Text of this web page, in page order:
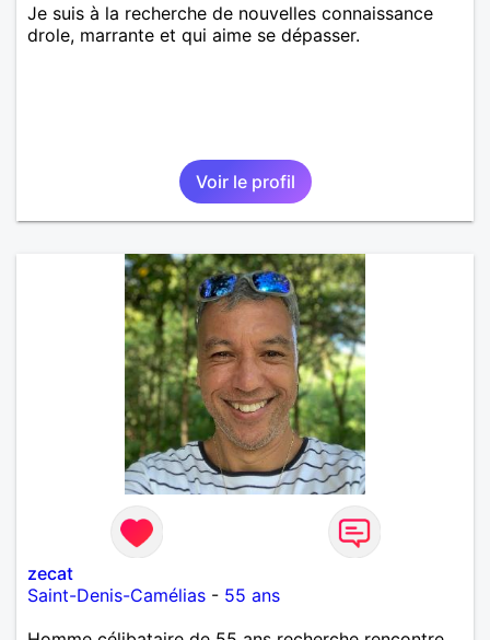
Je suis à la recherche de nouvelles connaissance
drole, marrante et qui aime se dépasser.
Voir le profil
zecat
Saint-Denis-Camélias - 55 ans